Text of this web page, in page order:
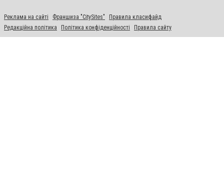
Реклама на сайті Франшиза "CitySites"
Правила класифайд
Редакційна політика
Політика конфіденційності Правила сайту